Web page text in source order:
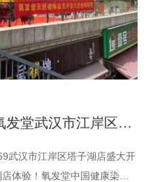
氧发堂加盟 ‖ 热烈祝贺氧发堂武汉市江岸区塔子湖店隆重开业！
武汉市江岸区塔子湖店盛大开
体验！氧发堂中国健康染发